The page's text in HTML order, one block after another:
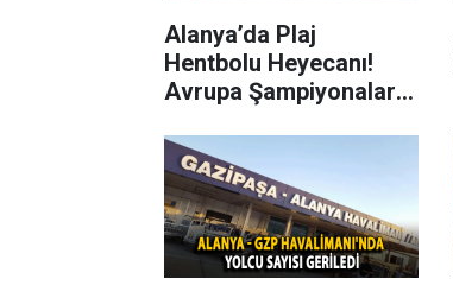
Alanya’da Plaj
Hentbolu Heyecanı!
Avrupa Şampiyonaları